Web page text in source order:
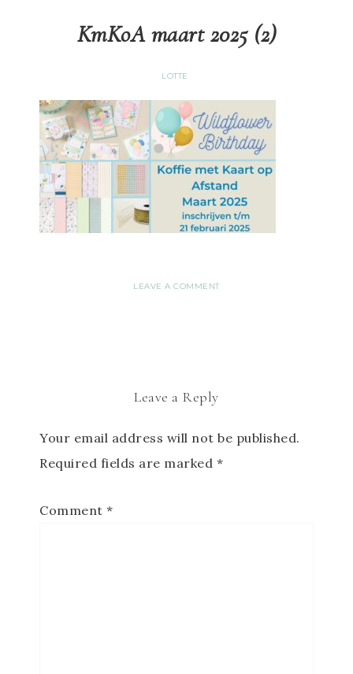
KmKoA maart 2025 (2)
LOTTE
LEAVE A COMMENT
Leave a Reply
Your email address will not be published.
Required fields are marked *
Comment *